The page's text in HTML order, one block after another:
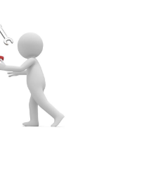
Reparatur
sind heutzutage
Smartphone-Displays
sind meist schon
Hier kommen wir ins
Display für Sie!
nur das Glas, sondern